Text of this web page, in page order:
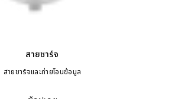
สายชาร์จ
สายชาร์จและถ่ายโอนข้อมูล